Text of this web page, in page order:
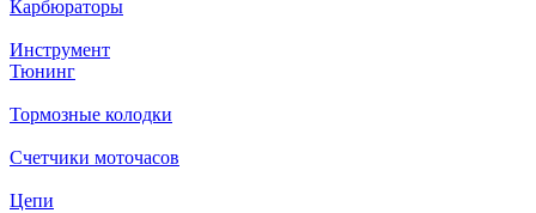
Карбюраторы
Инструмент
Тюнинг
Тормозные колодки
Счетчики моточасов
Цепи